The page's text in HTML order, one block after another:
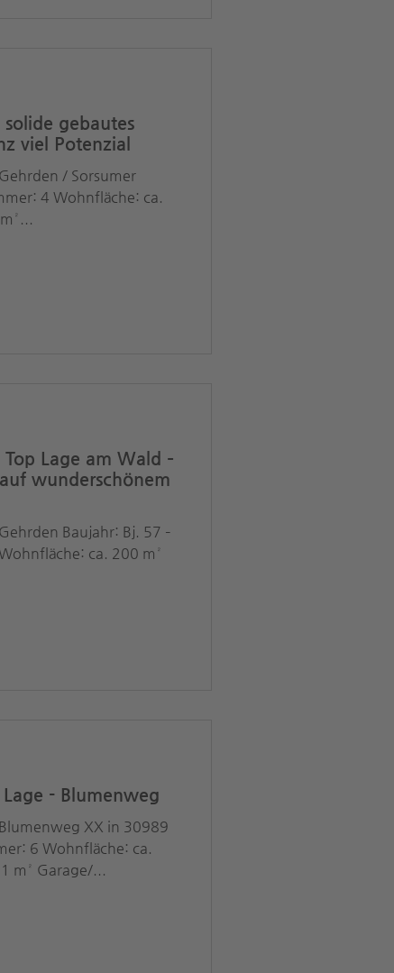
solide gebautes
viel Potenzial
/ Sorsumer
4 Wohnfläche: ca.
Top Lage am Wald –
wunderschönem
Baujahr: Bj. 57 –
ca. 200 m²
Lage - Blumenweg
XX in 30989
6 Wohnfläche: ca.
m² Garage/...